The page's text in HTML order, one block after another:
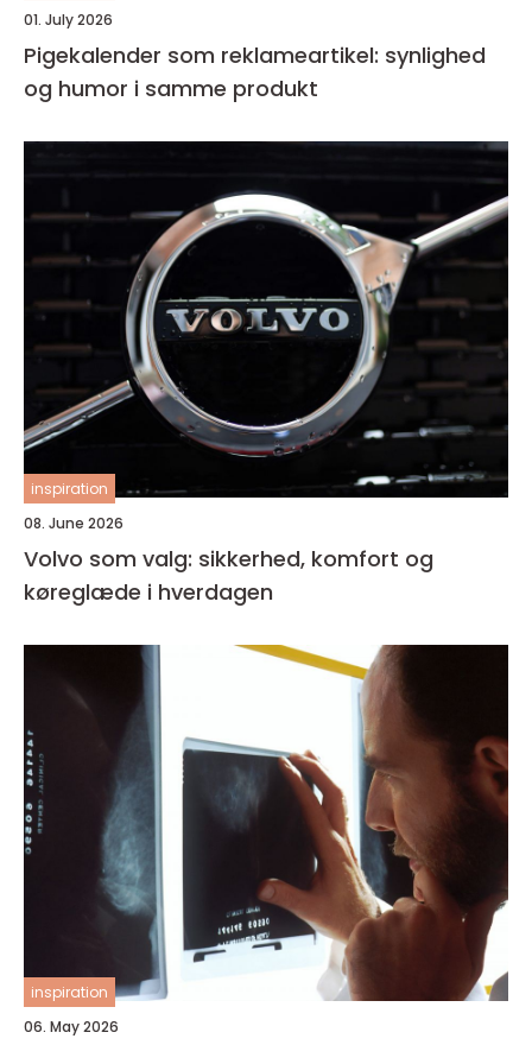
01. July 2026
Pigekalender som reklameartikel: synlighed
og humor i samme produkt
inspiration
08. June 2026
Volvo som valg: sikkerhed, komfort og
køreglæde i hverdagen
inspiration
06. May 2026